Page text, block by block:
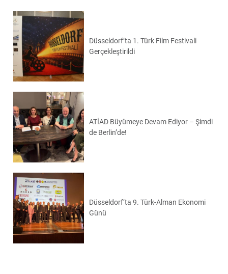
Düsseldorf’ta 1. Türk Film Festivali
Gerçekleştirildi
ATİAD Büyümeye Devam Ediyor – Şimdi
de Berlin’de!
Düsseldorf’ta 9. Türk-Alman Ekonomi
Günü